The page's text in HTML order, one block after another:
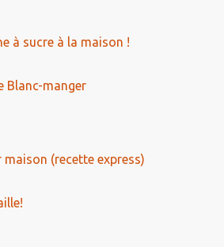
à sucre à la maison !
Blanc-manger
maison (recette express)